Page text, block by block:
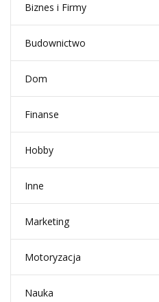
Biznes i Firmy
Budownictwo
Dom
Finanse
Hobby
Inne
Marketing
Motoryzacja
Nauka